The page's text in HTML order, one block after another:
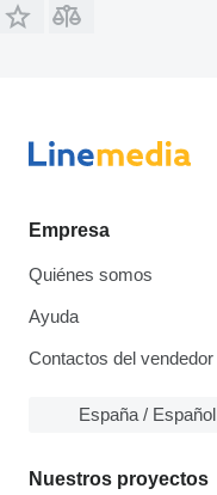
Empresa
Quiénes somos
Ayuda
Contactos del vendedor
España / Español
Nuestros proyectos